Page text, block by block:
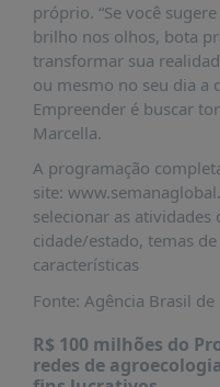
próprio. “Se você
brilho nos olhos, bota
transformar sua
ou mesmo no seu dia a
Empreender é buscar
Marcella.
A programação
site:
selecionar as atividades
cidade/estado, temas
características
Fonte: Agência Brasil
R$ 100 milhões do
redes de